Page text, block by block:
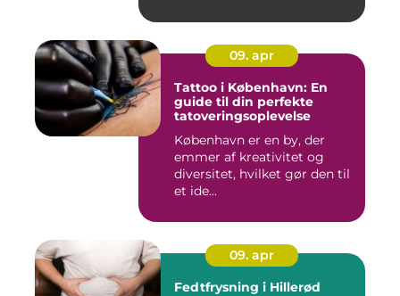
09. apr
Tattoo i København: En
guide til din perfekte
tatoveringsoplevelse
København er en by, der
emmer af kreativitet og
diversitet, hvilket gør den til
et ide...
09. apr
Fedtfrysning i Hillerød